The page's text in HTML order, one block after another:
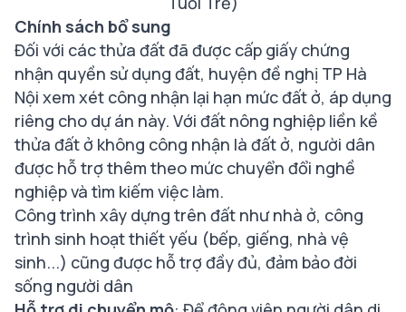
Chính sách bổ sung
Đối với các thửa đất đã được cấp giấy chứng
nhận quyền sử dụng đất, huyện đề nghị TP Hà
Nội xem xét công nhận lại hạn mức đất ở, áp dụng
riêng cho dự án này. Với đất nông nghiệp liền kề
thửa đất ở không công nhận là đất ở, người dân
được hỗ trợ thêm theo mức chuyển đổi nghề
nghiệp và tìm kiếm việc làm.
Công trình xây dựng trên đất như nhà ở, công
trình sinh hoạt thiết yếu (bếp, giếng, nhà vệ
sinh...) cũng được hỗ trợ đầy đủ, đảm bảo đời
sống người dân